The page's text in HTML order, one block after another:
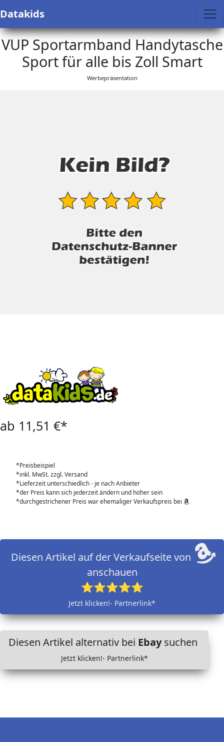
Datakids
VUP Sportarmband Handytasche
Sport für alle bis Zoll Smart
Werbepräsentation
ab 11,51 €*
*Preisbeispiel
*inkl. MwSt. zzgl. Versand
*Lieferzeit unterschiedlich - je nach Anbieter
*der Preis kann sich jederzeit ändern und höher sein
*durchgestrichener Preis war ehemaliger Verkaufspreis bei
Diesen Artikel auf der Verkaufseite von
anschauen
⭐⭐⭐⭐⭐
Jetzt klicken!- Partnerlink*
Diesen Artikel alternativ bei Ebaysuchen
Jetzt klicken!- Partnerlink*